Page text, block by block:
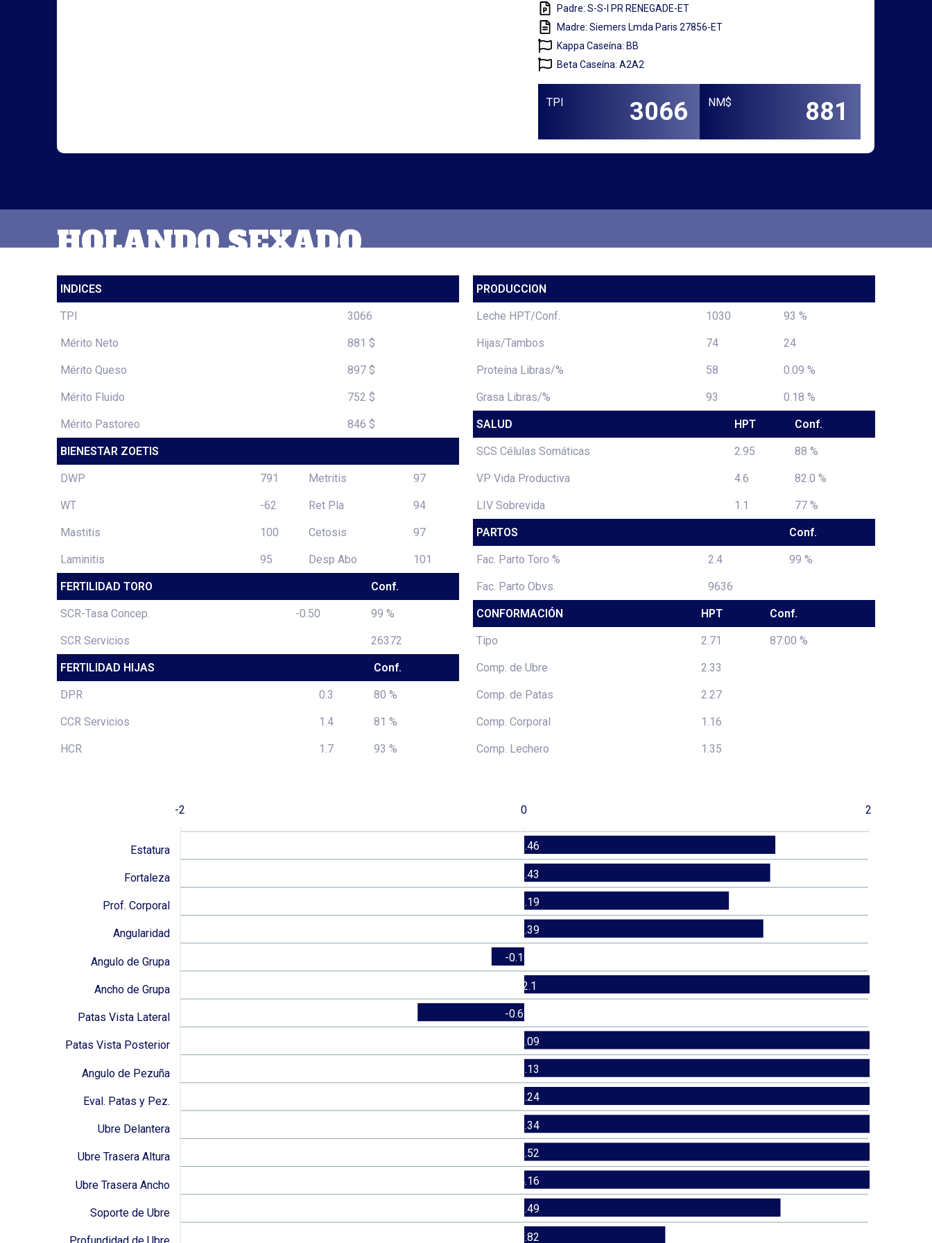
Padre: S-S-I PR RENEGADE-ET
Madre: Siemers Lmda Paris 27856-ET
Kappa Caseína: BB
Beta Caseína: A2A2
TPI 3066 NM$ 881
HOLANDO SEXADO
INDICES
TPI 3066
Mérito Neto 881 $
Mérito Queso 897 $
Mérito Fluido 752 $
Mérito Pastoreo 846 $
BIENESTAR ZOETIS
DWP 791 Metritis 97
WT -62 Ret Pla 94
Mastitis 100 Cetosis 97
Laminitis 95 Desp Abo 101
FERTILIDAD TORO Conf.
SCR-Tasa Concep. -0.50 99 %
SCR Servicios 26372
FERTILIDAD HIJAS Conf.
DPR 0.3 80 %
CCR Servicios 1.4 81 %
HCR 1.7 93 %
PRODUCCION
Leche HPT/Conf. 1030 93 %
Hijas/Tambos 74 24
Proteína Libras/% 58 0.09 %
Grasa Libras/% 93 0.18 %
SALUD HPT Conf.
SCS Células Somáticas 2.95 88 %
VP Vida Productiva 4.6 82.0 %
LIV Sobrevida 1.1 77 %
PARTOS Conf.
Fac. Parto Toro % 2.4 99 %
Fac. Parto Obvs. 9636
CONFORMACIÓN HPT Conf.
Tipo 2.71 87.00 %
Comp. de Ubre 2.33
Comp. de Patas 2.27
Comp. Corporal 1.16
Comp. Lechero 1.35
1.46
1.43
1.19
1.39
-0.19
2.1
-0.62
3.09
2.13
2.24
2.34
3.52
4.16
1.49
0.82
Estatura
Fortaleza
Prof. Corporal
Angularidad
Angulo de Grupa
Ancho de Grupa
Patas Vista Lateral
Patas Vista Posterior
Angulo de Pezuña
Eval. Patas y Pez.
Ubre Delantera
Ubre Trasera Altura
Ubre Trasera Ancho
Soporte de Ubre
2
0
-2